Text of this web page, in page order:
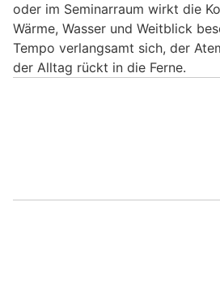
oder im Seminarraum wirkt die
Wärme, Wasser und Weitblick
Tempo verlangsamt sich, der
der Alltag rückt in die Ferne.